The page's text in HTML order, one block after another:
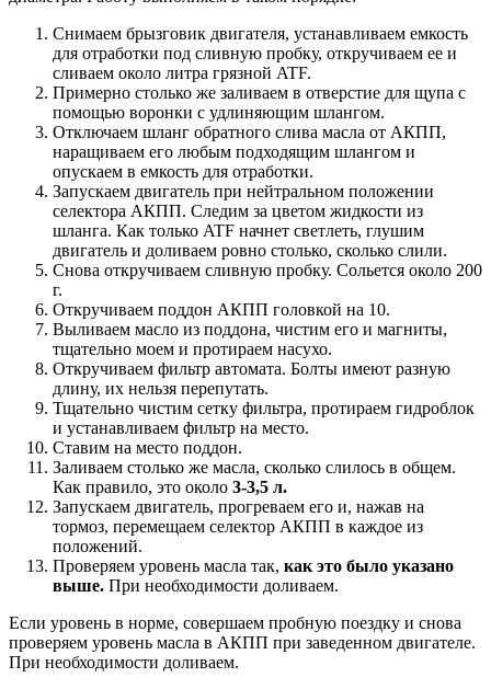
Снимаем брызговик двигателя, устанавливаем емкость
для отработки под сливную пробку, откручиваем ее и
сливаем около литра грязной ATF.
Примерно столько же заливаем в отверстие для щупа с
помощью воронки с удлиняющим шлангом.
Отключаем шланг обратного слива масла от АКПП,
наращиваем его любым подходящим шлангом и
опускаем в емкость для отработки.
Запускаем двигатель при нейтральном положении
селектора АКПП. Следим за цветом жидкости из
шланга. Как только ATF начнет светлеть, глушим
двигатель и доливаем ровно столько, сколько слили.
Снова откручиваем сливную пробку. Сольется около 200
г.
Откручиваем поддон АКПП головкой на 10.
Выливаем масло из поддона, чистим его и магниты,
тщательно моем и протираем насухо.
Откручиваем фильтр автомата. Болты имеют разную
длину, их нельзя перепутать.
Тщательно чистим сетку фильтра, протираем гидроблок
и устанавливаем фильтр на место.
Ставим на место поддон.
Заливаем столько же масла, сколько слилось в общем.
Как правило, это около 3-3,5 л.
Запускаем двигатель, прогреваем его и, нажав на
тормоз, перемещаем селектор АКПП в каждое из
положений.
Проверяем уровень масла так, как это было указано
выше. При необходимости доливаем.
Если уровень в норме, совершаем пробную поездку и снова
проверяем уровень масла в АКПП при заведенном двигателе.
При необходимости доливаем.